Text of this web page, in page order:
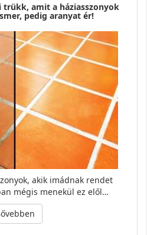
trükk, amit a háziasszonyok
pedig aranyat ér!
akik imádnak rendet
mégis menekül ez elől…